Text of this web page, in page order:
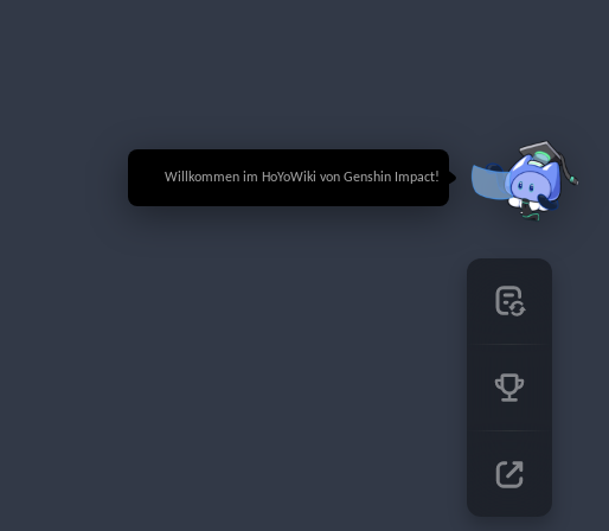
🎉 Willkommen im HoYoWiki von Genshin Impact!